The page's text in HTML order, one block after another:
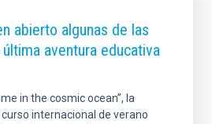
abierto algunas de las
aventura educativa
in the cosmic ocean”, la
internacional de verano